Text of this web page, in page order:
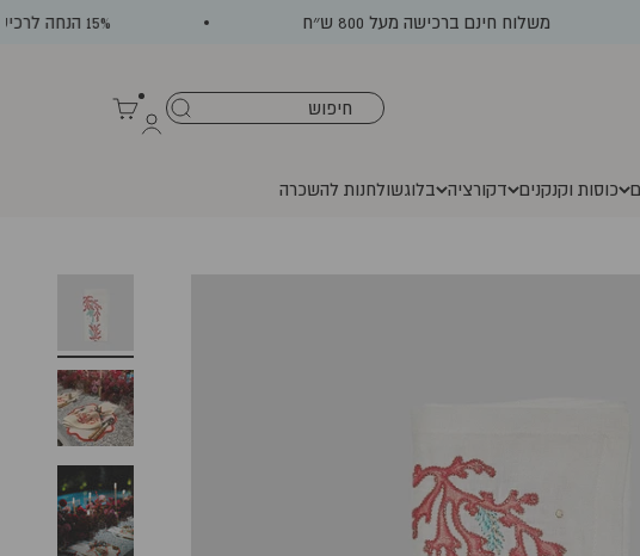
משלוח חינם ברכישה מעל 800 ש״ח 15% הנחה לרכישה ראשונה באתר
עגלת קניות
התחברות
כוסות וקנקנים דקורציה בלוגשולחנות להשכרה